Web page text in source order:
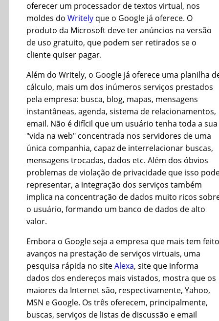
oferecer um processador de textos virtual, nos
moldes do Writely que o Google já oferece. O
produto da Microsoft deve ter anúncios na versão
de uso gratuito, que podem ser retirados se o
cliente quiser pagar.
Além do Writely, o Google já oferece uma planilha
cálculo, mais um dos inúmeros serviços prestados
pela empresa: busca, blog, mapas, mensagens
instantâneas, agenda, sistema de relacionamentos,
email. Não é difícil que um usuário tenha toda a sua
"vida na web" concentrada nos servidores de uma
única companhia, capaz de interrelacionar buscas,
mensagens trocadas, dados etc. Além dos óbvios
problemas de violação de privacidade que isso
representar, a integração dos serviços também
implica na concentração de dados muito ricos
o usuário, formando um banco de dados de alto
valor.
Embora o Google seja a empresa que mais tem feito
avanços na prestação de serviços virtuais, uma
pesquisa rápida no siteAlexa, site que informa
dados dos endereços mais vistados, mostra que os
maiores da Internet são, respectivamente, Yahoo,
MSN e Google. Os três oferecem, principalmente,
buscas, serviços de listas de discussão e email